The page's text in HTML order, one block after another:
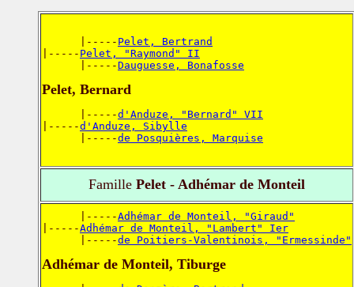
      |-----
Pelet, Bertrand
|----- Pelet, "Raymond" II
      |-----
Dauguesse, Bonafosse
Pelet, Bernard
      |-----
d'Anduze, "Bernard" VII
|-----d'Anduze, Sibylle
      |-----
de Posquières, Marquise
Famille Pelet - Adhémar de Monteil
      |-----
Adhémar de Monteil, "Giraud"
|-----Adhémar de Monteil, "Lambert" Ier
      |-----
de Poitiers-Valentinois, "Ermessinde"
Adhémar de Monteil, Tiburge